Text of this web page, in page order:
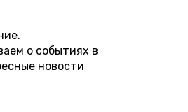
о событиях в
новости